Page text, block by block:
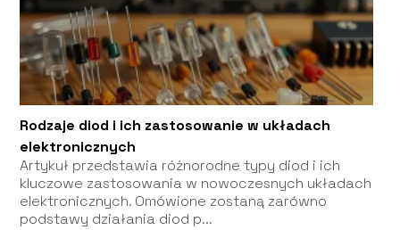
Rodzaje diod i ich zastosowanie w układach
elektronicznych
Artykuł przedstawia różnorodne typy diod i ich
kluczowe zastosowania w nowoczesnych układach
elektronicznych. Omówione zostaną zarówno
podstawy działania diod p...